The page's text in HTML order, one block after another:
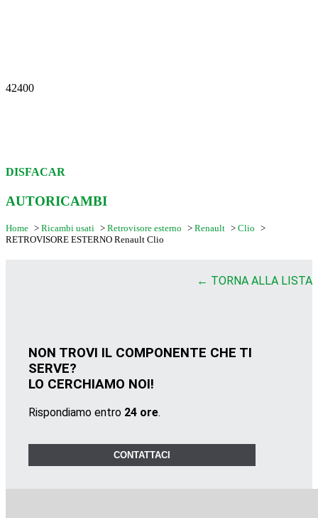
42400
DISFACAR
AUTORICAMBI
Home > Ricambi usati > Retrovisore esterno > Renault > Clio >
RETROVISORE ESTERNO Renault Clio
← TORNA ALLA LISTA
NON TROVI IL COMPONENTE CHE TI
SERVE?
LO CERCHIAMO NOI!
Rispondiamo entro 24 ore.
CONTATTACI